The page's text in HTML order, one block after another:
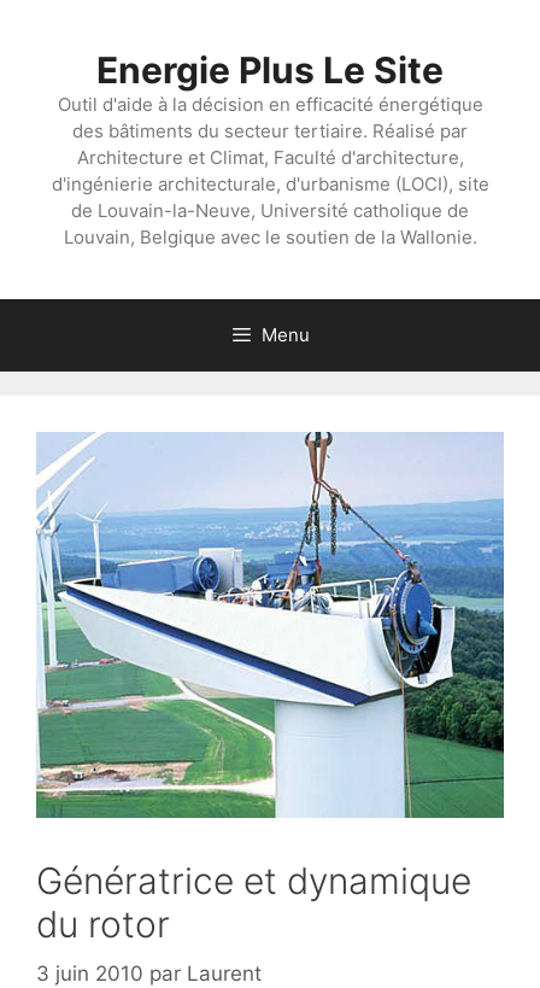
Energie Plus Le Site
Outil d'aide à la décision en efficacité énergétique
des bâtiments du secteur tertiaire. Réalisé par
Architecture et Climat, Faculté d'architecture,
d'ingénierie architecturale, d'urbanisme (LOCI), site
de Louvain-la-Neuve, Université catholique de
Louvain, Belgique avec le soutien de la Wallonie.
Menu
Génératrice et dynamique
du rotor
3 juin 2010 par Laurent